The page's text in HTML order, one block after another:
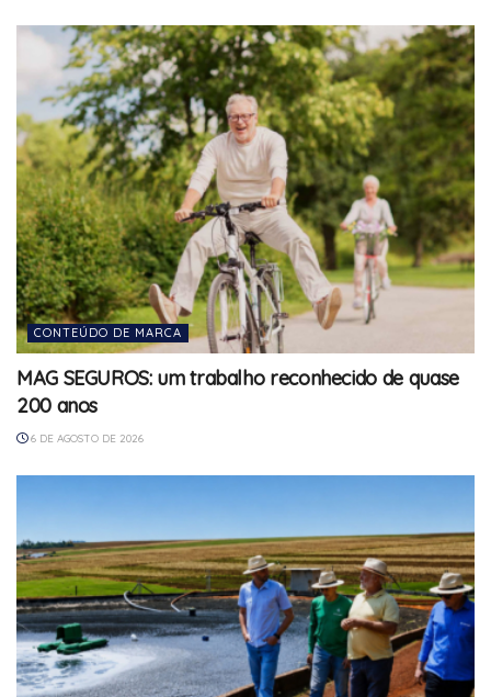
CONTEÚDO DE MARCA
MAG SEGUROS: um trabalho reconhecido de quase
200 anos
6 DE AGOSTO DE 2026